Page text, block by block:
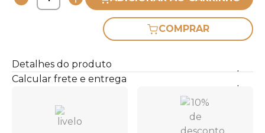
COMPRAR
Detalhes do produto
Calcular frete e entrega